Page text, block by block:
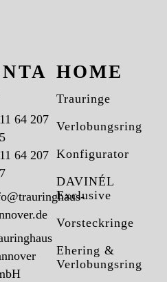
HOME
Trauringe
Verlobungsringe
Konfigurator
DAVINÉL
Exclusive
Vorsteckringe
Ehering &
Verlobungsring
64 207
64 207